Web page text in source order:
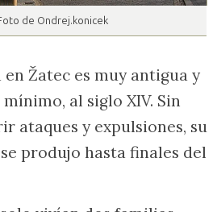
de Ondrej.konicek
Žatec es muy antigua y
al siglo XIV. Sin
ataques y expulsiones, su
produjo hasta finales del